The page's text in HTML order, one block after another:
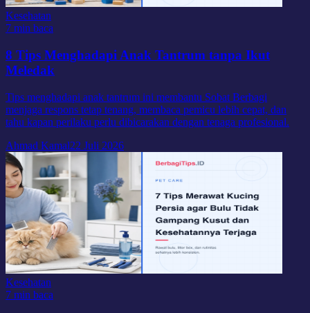
Kesehatan
7 min baca
8 Tips Menghadapi Anak Tantrum tanpa Ikut
Meledak
Tips menghadapi anak tantrum ini membantu Sobat Berbagi
menjaga respons tetap tenang, membaca pemicu lebih cepat, dan
tahu kapan perilaku perlu dibicarakan dengan tenaga profesional.
Ahmad Kamal22 Juli 2026
Kesehatan
7 min baca